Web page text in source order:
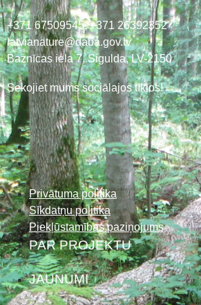
+371 67509545,+371 26392352
latvianature@daba.gov.lv
Baznīcas iela 7, Sigulda, LV-2150
Sekojiet mums sociālajos tīklos!
Privātuma politika
Sīkdatņu politika
Piekļūstamības paziņojums
PAR PROJEKTU
JAUNUMI